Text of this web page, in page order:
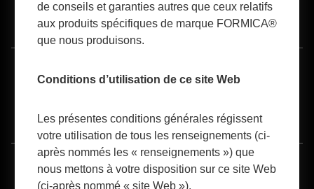
Accès aux distributeurs (B2B)
d'utilisation
témoins
Accessibilité
, le logo Anvil Formica , Formica Envisualizer , Formica Infiniti
, Formica
Surfaces. For Real.®, 180fx® , Boomerang Design®, Chalkable®, Chemtop®,
ColorCore® , DecoLeather®, DecoMetal® , Hardstop®
de conseils et garanties autres que ceux relatifs
aux produits spécifiques de marque FORMICA®
que nous produisons.
Conditions d’utilisation de ce site Web
Les présentes conditions générales régissent
votre utilisation de tous les renseignements (ci-
après nommés les « renseignements ») que
nous mettons à votre disposition sur ce site Web
(ci-après nommé « site Web »).